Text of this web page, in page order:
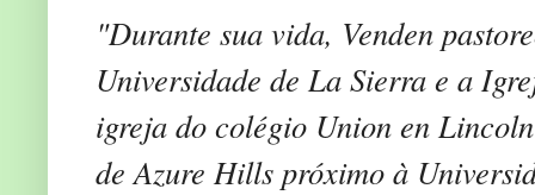
"Durante sua vida, Venden
Universidade de La Sierra e a
igreja do colégio Union en
de Azure Hills próximo à